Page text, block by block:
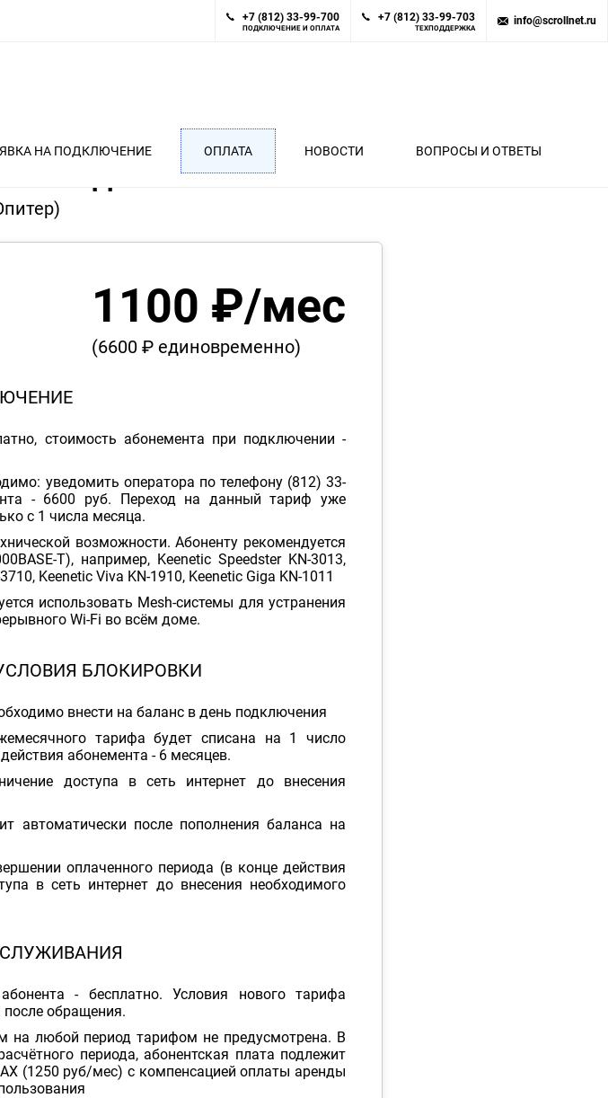
+7 (812) 33-99-700
ПОДКЛЮЧЕНИЕ И ОПЛАТА
+7 (812) 33-99-703
ТЕХПОДДЕРЖКА
info@scrollnet.ru
НА ПОДКЛЮЧЕНИЕ ОПЛАТА НОВОСТИ ВОПРОСЫ И ОТВЕТЫ
1100 ₽/мес
(6600 ₽ единовременно)
стоимость абонемента при подключении -
уведомить оператора по телефону (812) 33-
- 6600 руб. Переход на данный тариф уже
с 1 числа месяца.
возможности. Абоненту рекомендуется
T), например, Keenetic Speedster KN-3013,
Keenetic Viva KN-1910, Keenetic Giga KN-1011
использовать Mesh-системы для устранения
Wi-Fi во всём доме.
БЛОКИРОВКИ
внести на баланс в день подключения
тарифа будет списана на 1 число
абонемента - 6 месяцев.
доступа в сеть интернет до внесения
автоматически после пополнения баланса на
оплаченного периода (в конце действия
в сеть интернет до внесения необходимого
- бесплатно. Условия нового тарифа
обращения.
на любой период тарифом не предусмотрена. В
периода, абонентская плата подлежит
(1250 руб/мес) с компенсацией оплаты аренды